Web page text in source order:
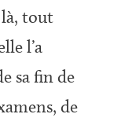
tout
l’a
sa fin de
de